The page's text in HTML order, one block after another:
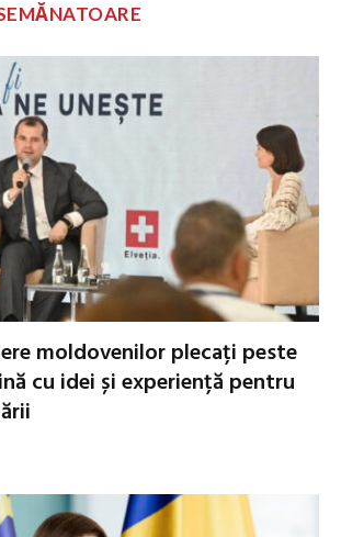
moldovenilor plecați peste
cu idei și experiență pentru